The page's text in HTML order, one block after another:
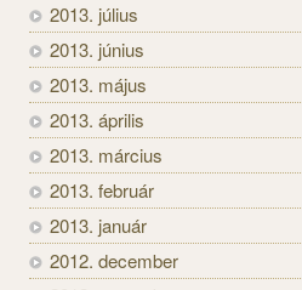
2013. július
2013. június
2013. május
2013. április
2013. március
2013. február
2013. január
2012. december